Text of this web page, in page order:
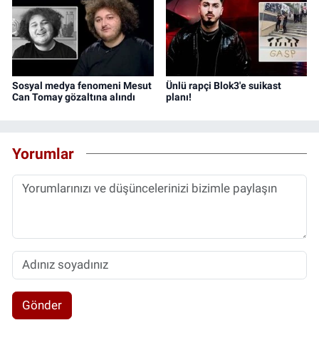
Sosyal medya fenomeni Mesut
Can Tomay gözaltına alındı
Ünlü rapçi Blok3'e suikast
planı!
Yorumlar
Gönder